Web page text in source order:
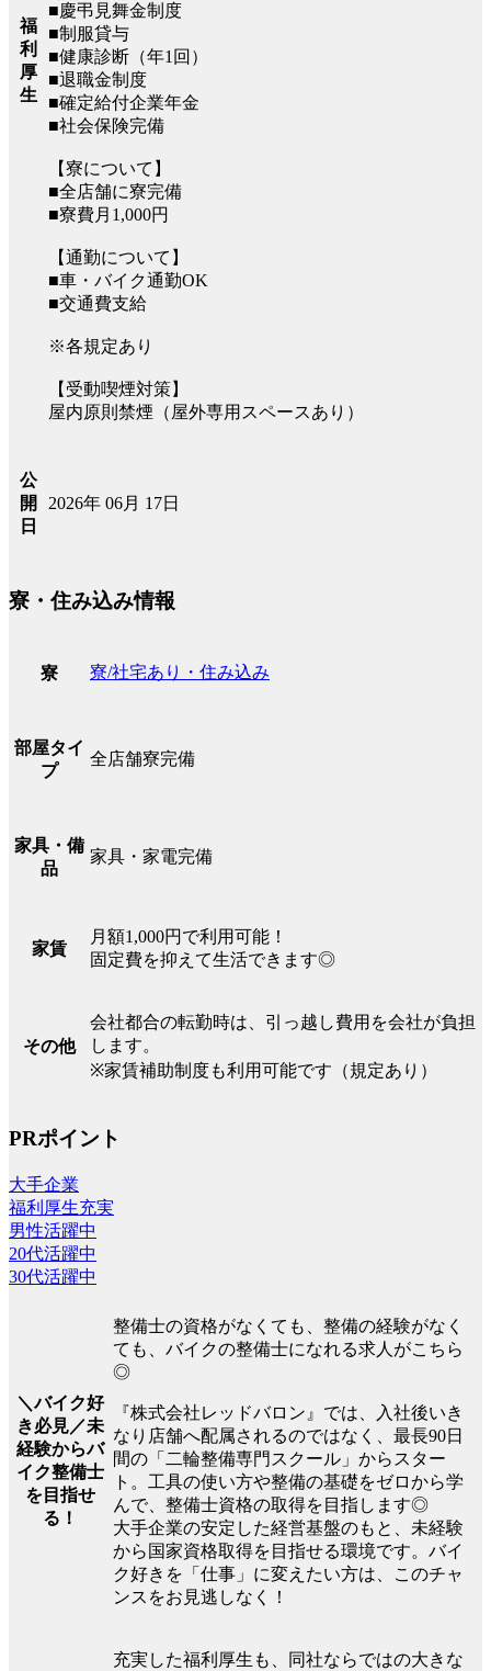
福
利
厚
生
■慶弔見舞金制度
■制服貸与
■健康診断（年1回）
■退職金制度
■確定給付企業年金
■社会保険完備
【寮について】
■全店舗に寮完備
■寮費月1,000円
【通勤について】
■車・バイク通勤OK
■交通費支給
※各規定あり
【受動喫煙対策】
屋内原則禁煙（屋外専用スペースあり）
公
開
日
2026年 06月 17日
寮・住み込み情報
寮 寮/社宅あり・住み込み
部屋タイ
プ
全店舗寮完備
家具・備
品
家具・家電完備
家賃
月額1,000円で利用可能！
固定費を抑えて生活できます◎
その他
会社都合の転勤時は、引っ越し費用を会社が負担
します。
※家賃補助制度も利用可能です（規定あり）
PRポイント
大手企業
福利厚生充実
男性活躍中
20代活躍中
30代活躍中
＼バイク好
き必見／未
経験からバ
イク整備士
を目指せ
る！
整備士の資格がなくても、整備の経験がなく
ても、バイクの整備士になれる求人がこちら
◎
『株式会社レッドバロン』では、入社後いき
なり店舗へ配属されるのではなく、最長90日
間の「二輪整備専門スクール」からスター
ト。工具の使い方や整備の基礎をゼロから学
んで、整備士資格の取得を目指します◎
大手企業の安定した経営基盤のもと、未経験
から国家資格取得を目指せる環境です。バイ
ク好きを「仕事」に変えたい方は、このチャ
ンスをお見逃しなく！
充実した福利厚生も、同社ならではの大きな